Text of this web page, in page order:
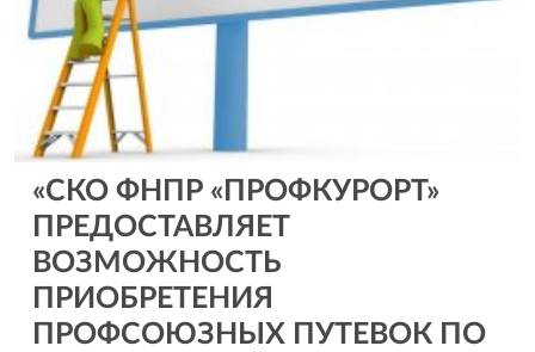
«СКО ФНПР «ПРОФКУРОРТ»
ПРЕДОСТАВЛЯЕТ
ВОЗМОЖНОСТЬ
ПРИОБРЕТЕНИЯ
ПРОФСОЮЗНЫХ ПУТЕВОК ПО